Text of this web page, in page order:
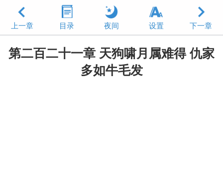
上一章 目录 夜间 设置 下一章
第二百二十一章 天狗啸月属难得 仇家
多如牛毛发